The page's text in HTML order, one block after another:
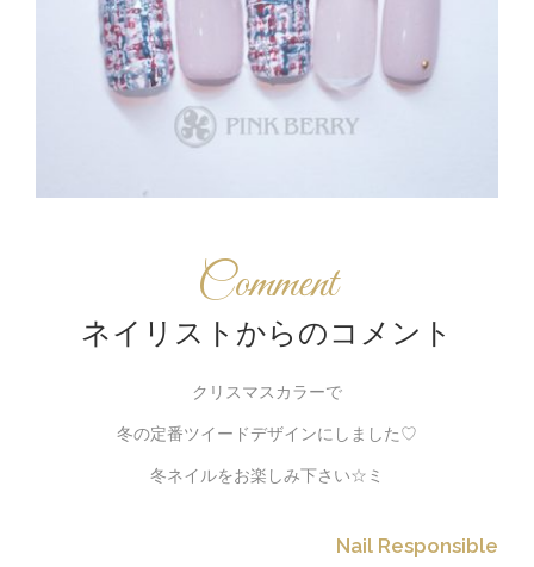
Comment
ネイリストからのコメント
クリスマスカラーで
冬の定番ツイードデザインにしました♡
冬ネイルをお楽しみ下さい☆ミ
Nail Responsible